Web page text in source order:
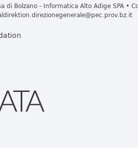
Bolzano - Informatica Alto Adige SPA •